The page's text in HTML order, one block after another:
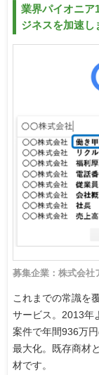
業界パイオニア
ジネスを加速し
募集企業：株式会社
これまでの常識を
サービス。2013年
案件で年間936万
最大化。既存商材
材です。